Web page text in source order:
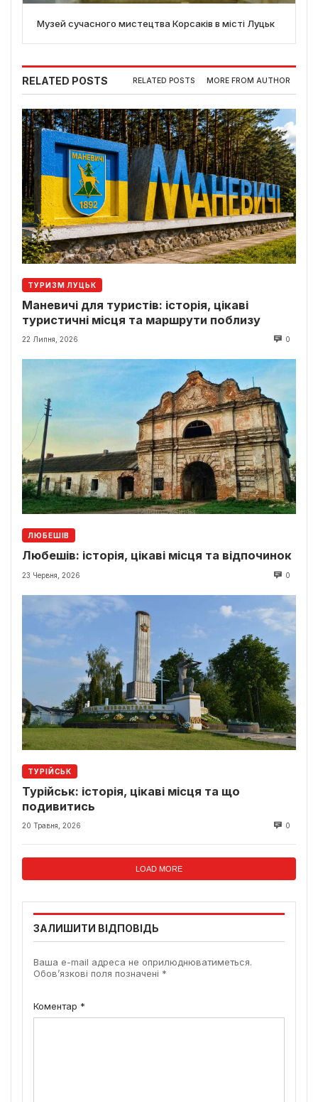
Музей сучасного мистецтва Корсаків в місті Луцьк
RELATED POSTS RELATED POSTS MORE FROM AUTHOR
ТУРИЗМ ЛУЦЬК
Маневичі для туристів: історія, цікаві
туристичні місця та маршрути поблизу
22 Липня, 2026 0
ЛЮБЕШІВ
Любешів: історія, цікаві місця та відпочинок
23 Червня, 2026 0
ТУРІЙСЬК
Турійськ: історія, цікаві місця та що
подивитись
20 Травня, 2026 0
LOAD MORE
ЗАЛИШИТИ ВІДПОВІДЬ
Ваша e-mail адреса не оприлюднюватиметься.
Обов’язкові поля позначені *
Коментар *